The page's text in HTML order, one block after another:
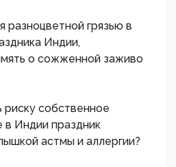
разноцветной грязью в
Индии,
о сожженной заживо
риску собственное
в Индии праздник
астмы и аллергии?